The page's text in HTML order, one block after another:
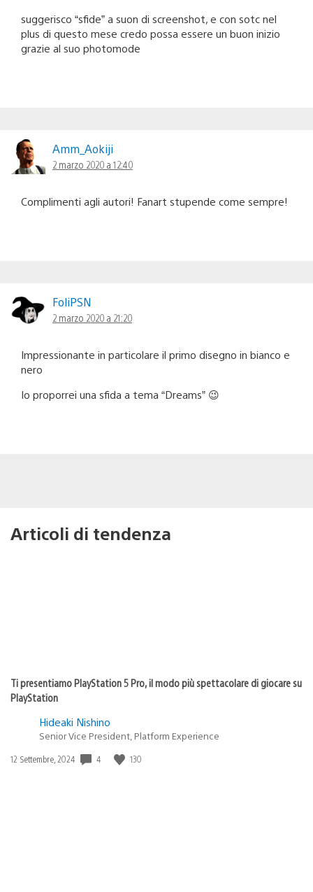
suggerisco “sfide” a suon di screenshot, e con sotc nel
plus di questo mese credo possa essere un buon inizio
grazie al suo photomode
Amm_Aokiji
2 marzo 2020 a 12:40
Complimenti agli autori! Fanart stupende come sempre!
FoliPSN
2 marzo 2020 a 21:20
Impressionante in particolare il primo disegno in bianco e
nero
Io proporrei una sfida a tema “Dreams” 😉
Articoli di tendenza
Ti presentiamo PlayStation 5 Pro, il modo più spettacolare di giocare su
PlayStation
Hideaki Nishino
Senior Vice President, Platform Experience
Data
12 Settembre, 2024 4 130